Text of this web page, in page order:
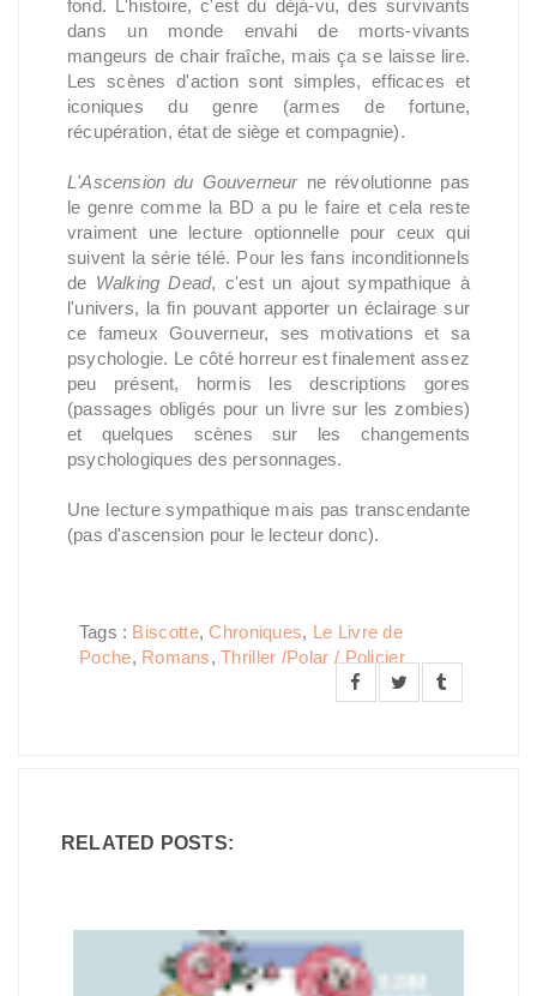
fond. L'histoire, c'est du déjà-vu, des survivants
dans un monde envahi de morts-vivants
mangeurs de chair fraîche, mais ça se laisse lire.
Les scènes d'action sont simples, efficaces et
iconiques du genre (armes de fortune,
récupération, état de siège et compagnie).
L'Ascension du Gouverneurne révolutionne pas
le genre comme la BD a pu le faire et cela reste
vraiment une lecture optionnelle pour ceux qui
suivent la série télé. Pour les fans inconditionnels
de Walking Dead, c'est un ajout sympathique à
l'univers, la fin pouvant apporter un éclairage sur
ce fameux Gouverneur, ses motivations et sa
psychologie. Le côté horreur est finalement assez
peu présent, hormis les descriptions gores
(passages obligés pour un livre sur les zombies)
et quelques scènes sur les changements
psychologiques des personnages.
Une lecture sympathique mais pas transcendante
(pas d'ascension pour le lecteur donc).
Tags : Biscotte,Chroniques, Le Livre de
Poche, Romans,Thriller /Polar / Policier
RELATED POSTS: